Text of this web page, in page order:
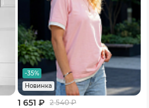
-35%
Новинка
1 651 ₽ 2 540₽